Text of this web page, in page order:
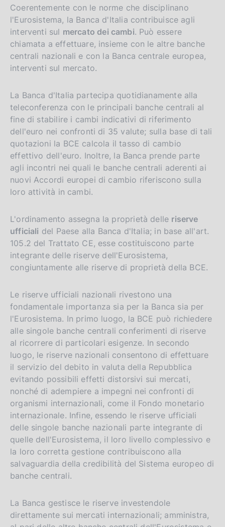
Coerentemente con le norme che disciplinano
l'Eurosistema, la Banca d'Italia contribuisce agli
interventi sul mercato dei cambi. Può essere
chiamata a effettuare, insieme con le altre banche
centrali nazionali e con la Banca centrale europea,
interventi sul mercato.
La Banca d'Italia partecipa quotidianamente alla
teleconferenza con le principali banche centrali al
fine di stabilire i cambi indicativi di riferimento
dell'euro nei confronti di 35 valute; sulla base di tali
quotazioni la BCE calcola il tasso di cambio
effettivo dell'euro. Inoltre, la Banca prende parte
agli incontri nei quali le banche centrali aderenti ai
nuovi Accordi europei di cambio riferiscono sulla
loro attività in cambi.
L'ordinamento assegna la proprietà delle riserve
ufficiali del Paese alla Banca d'Italia; in base all'art.
105.2 del Trattato CE, esse costituiscono parte
integrante delle riserve dell'Eurosistema,
congiuntamente alle riserve di proprietà della BCE.
Le riserve ufficiali nazionali rivestono una
fondamentale importanza sia per la Banca sia per
l'Eurosistema. In primo luogo, la BCE può richiedere
alle singole banche centrali conferimenti di riserve
al ricorrere di particolari esigenze. In secondo
luogo, le riserve nazionali consentono di effettuare
il servizio del debito in valuta della Repubblica
evitando possibili effetti distorsivi sui mercati,
nonché di adempiere a impegni nei confronti di
organismi internazionali, come il Fondo monetario
internazionale. Infine, essendo le riserve ufficiali
delle singole banche nazionali parte integrante di
quelle dell'Eurosistema, il loro livello complessivo e
la loro corretta gestione contribuiscono alla
salvaguardia della credibilità del Sistema europeo di
banche centrali.
La Banca gestisce le riserve investendole
direttamente sui mercati internazionali; amministra,